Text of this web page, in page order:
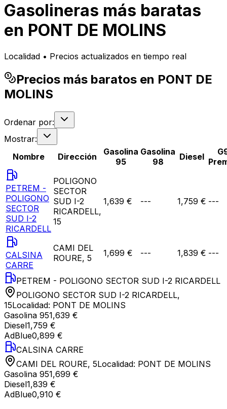
Gasolineras más baratas
en PONT DE MOLINS
Localidad • Precios actualizados en tiempo real
Precios más baratos en PONT DE
MOLINS
Ordenar por:
Mostrar:
Nombre
Dirección
Gasolina
95
Gasolina
98
Diesel
PETREM -
POLIGONO
SECTOR
SUD I-2
RICARDELL
POLIGONO
SECTOR
SUD I-2
RICARDELL,
15
1,639 € --- 1,759 € ---
CALSINA
CARRE
CAMI DEL
ROURE, 5
1,699 € --- 1,839 € ---
PETREM - POLIGONO SECTOR SUD I-2 RICARDELL
POLIGONO SECTOR SUD I-2 RICARDELL,
15Localidad: PONT DE MOLINS
Gasolina 951,639 €
Diesel1,759 €
AdBlue0,899 €
CALSINA CARRE
CAMI DEL ROURE, 5Localidad: PONT DE MOLINS
Gasolina 951,699 €
Diesel1,839 €
AdBlue0,910 €